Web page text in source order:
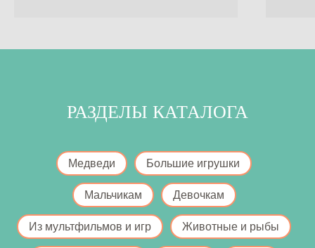
РАЗДЕЛЫ КАТАЛОГА
Медведи Большие игрушки
Мальчикам Девочкам
Из мультфильмов и игр Животные и рыбы